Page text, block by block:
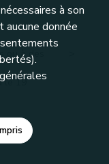
à des
le 19
à son
donnée